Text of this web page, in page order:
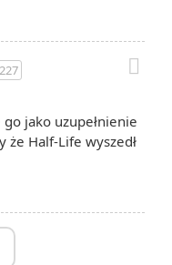
227 
jako uzupełnienie
że Half-Life wyszedł